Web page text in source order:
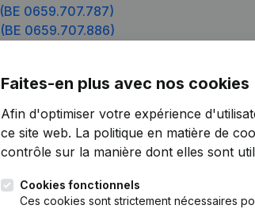
(BE 0659.707.787)
(BE 0659.707.886)
Faites-en plus avec nos cookies
Afin d'optimiser votre expérience
ce site web. La politique en matière de
contrôle sur la manière dont elles sont
Cookies fonctionnels
Ces cookies sont strictement nécessaires